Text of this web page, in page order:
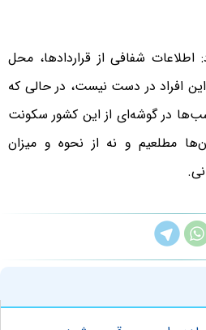
اطلاعات شفافی از قراردادها، محل
افراد در دست نیست، در حالی که
در گوشه‌ای از این کشور سکونت
مطلعیم و نه از نحوه و میزان